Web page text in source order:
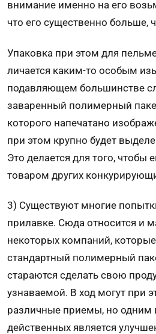
внимание именно на его
что его существенно больше,
Упаковка при этом для
личается каким-то особым
подавляющем большинстве
заваренный полимерный
которого напечатано
при этом крупно будет
Это делается для того, чтобы
товаром других
3) Существуют многие
прилавке. Сюда относится и
некоторых компаний,
стандартный полимерный
стараются сделать свою
узнаваемой. В ход могут при
различные приемы, но одним
действен­ных является